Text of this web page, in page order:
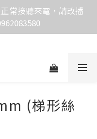
大量採購，由專人提供
常接聽來電，請改播
大量採購，由專人提供
(梯形絲